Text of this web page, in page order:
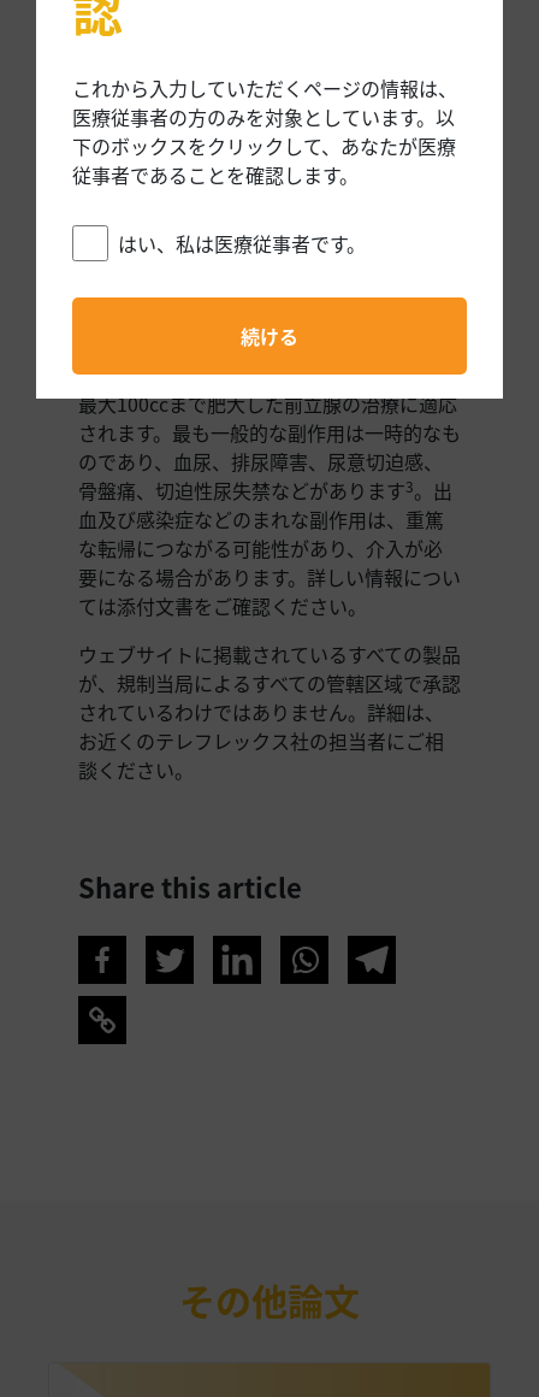
治療をすると同時に性機能を温存する、低
システムを使用して、BPHを患う患者さん
の標準治療を改善することに取り組んでい
ます3* 。
BPHの薬物療法や外科手術に代わる治療を
求めている患者さんにとって、UroLift®シス
テムは実績ある治療の選択肢のひとつです。
患者様向けパンフレットのダウンロード
UroLiftシステムは、前立腺肥大症（BPH）
に伴う膀胱出口部閉塞による症状、および
最大100ccまで肥大した前立腺の治療に適応
されます。最も一般的な副作用は一時的なも
のであり、血尿、排尿障害、尿意切迫感、
骨盤痛、切迫性尿失禁などがあります3。出
血及び感染症などのまれな副作用は、重篤
な転帰につながる可能性があり、介入が必
要になる場合があります。詳しい情報につい
ては添付文書をご確認ください。
ウェブサイトに掲載されているすべての製品
が、規制当局によるすべての管轄区域で承認
されているわけではありません。詳細は、
お近くのテレフレックス社の担当者にご相
談ください。
Share this article
その他論文
これから入力していただくページの情報は、
医療従事者の方のみを対象としています。以
下のボックスをクリックして、あなたが医療
従事者であることを確認します。
はい、私は医療従事者です。
続ける